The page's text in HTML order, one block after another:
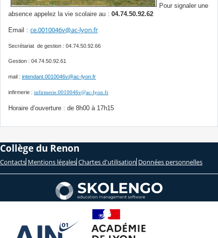
Pour signaler une
absence appelez la vie scolaire au : 04.74.50.92.62
Email : ce.0010046v@ac-lyon.fr
Secrétariat de gestion : 04.74.50.92.66
Gestion : 04.74.50.92.61
mail : intendant.0010046v@ac-lyon.fr
infirmerie : infirmerie.0010046v@ac-lyon.fr
Horaire d’ouverture : de 8h00 à 17h15
Collège du Renon
Contacts Mentions légales Chartes d'utilisation Données personnelles